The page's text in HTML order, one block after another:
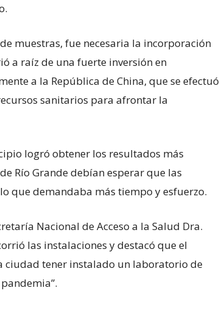
muestras, fue necesaria la incorporación
a raíz de una fuerte inversión en
a la República de China, que se efectuó
sanitarios para afrontar la
logró obtener los resultados más
Río Grande debían esperar que las
que demandaba más tiempo y esfuerzo.
Nacional de Acceso a la Salud Dra.
las instalaciones y destacó que el
ciudad tener instalado un laboratorio de